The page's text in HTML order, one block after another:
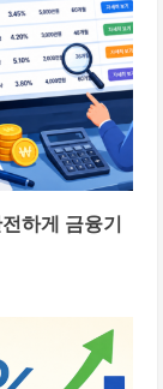
하게 금융기